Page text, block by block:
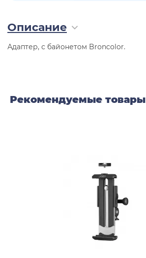
Описание
Адаптер, с байонетом Broncolor.
Рекомендуемые товары